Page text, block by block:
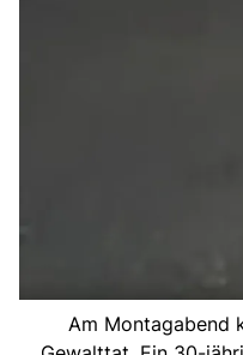
Am Montagabend